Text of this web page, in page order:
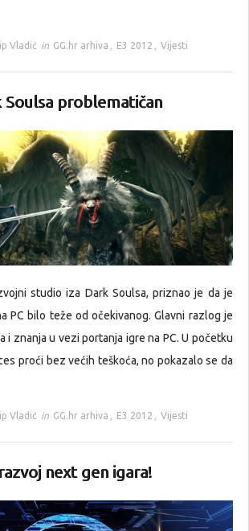
Vladić in GG.hr arhiva , E3 2012 , Vijesti
Soulsa problematičan
studio iza Dark Soulsa, priznao je da je
PC bilo teže od očekivanog. Glavni razlog je
i znanja u vezi portanja igre na PC. U početku
proći bez većih teškoća, no pokazalo se da
Vladić in GG.hr arhiva , E3 2012 , Vijesti
next gen igara!